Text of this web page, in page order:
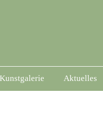
Kunstgalerie Aktuelles